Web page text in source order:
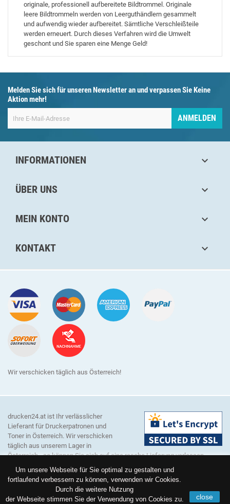
originale, professionell aufbereitete Bildtrommel. Originale
leere Bildtrommeln werden von Leerguthändlern gesammelt
und aufwendig wieder aufbereitet. Sämtliche Verschleißteile
werden erneuert. Durch dieses Verfahren wird die Umwelt
geschont und Sie sparen eine Menge Geld!
Melden Sie sich für unseren Newsletter an und verpassen Sie Keine
Aktion mehr!
ANMELDEN
INFORMATIONEN 
ÜBER UNS 
MEIN KONTO 
KONTAKT 
Um unsere Webseite für Sie optimal zu gestalten und
fortlaufend verbessern zu können, verwenden wir Cookies.
Durch die weitere Nutzung
der Webseite stimmen Sie der Verwendung von Cookies zu.
close
Wir verschicken täglich aus Österreich!
drucken24.at ist Ihr verlässlicher
Lieferant für Druckerpatronen und
Toner in Österreich. Wir verschicken
täglich aus unserem Lager in
Österreich - so können Sie sich auf eine rasche Lieferung verlassen.
Unser Sortiment umfasst Verbrauchsmaterial für alle gängigen
Druckerhersteller wie zum Beispiel Brother, Canon, Dell, Epson, HP,
Lexmark, Konica Minolta, Kyocera, OKI, Ricoh, Samsung und Xerox.
Hinweis:
Alle genannten Markennamen und Bezeichnungen sind